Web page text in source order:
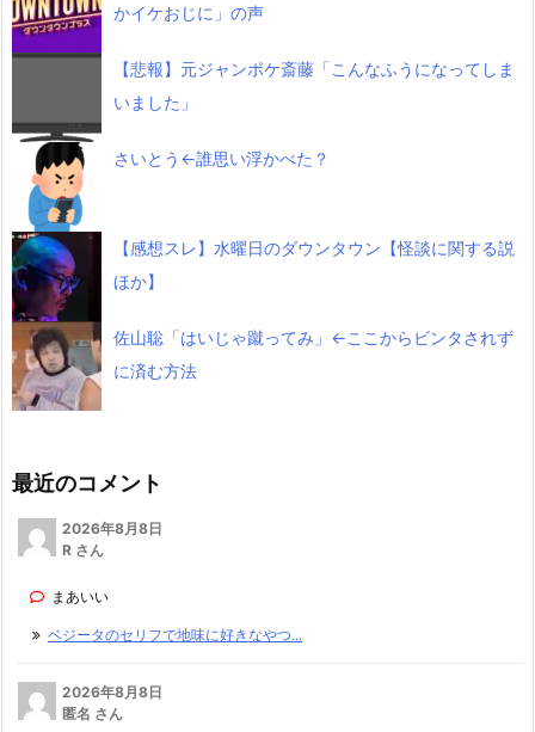
かイケおじに」の声
【悲報】元ジャンポケ斎藤「こんなふうになってしま
いました」
さいとう←誰思い浮かべた？
【感想スレ】水曜日のダウンタウン【怪談に関する説
ほか】
佐山聡「はいじゃ蹴ってみ」←ここからビンタされず
に済む方法
最近のコメント
2026年8月8日
R さん
まあいい
ベジータのセリフで地味に好きなやつ...
2026年8月8日
匿名 さん